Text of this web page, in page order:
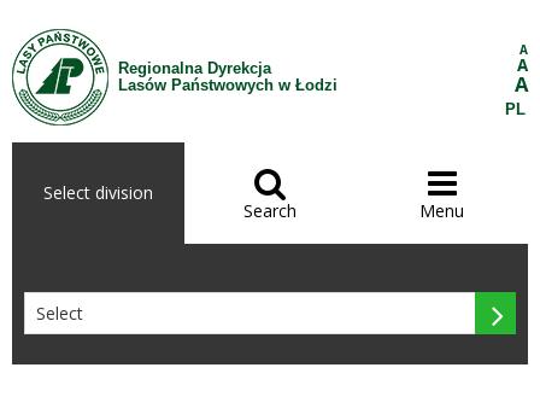
Skip to Content
Regionalna Dyrekcja
Lasów Państwowych w Łodzi
A
A
A
PL
Select division 
Search

Menu
